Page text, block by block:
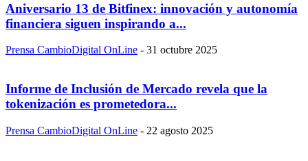
Aniversario 13 de Bitfinex: innovación y autonomía
financiera siguen inspirando a...
Prensa CambioDigital OnLine - 31 octubre 2025
Informe de Inclusión de Mercado revela que la
tokenización es prometedora...
Prensa CambioDigital OnLine - 22 agosto 2025